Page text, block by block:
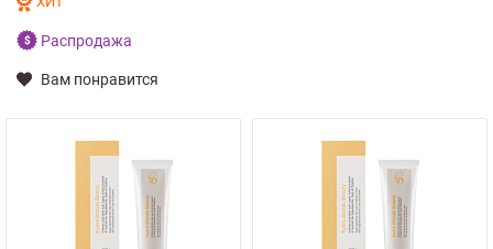
Распродажа
Вам понравится